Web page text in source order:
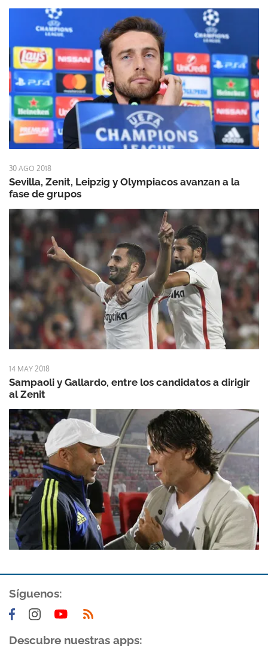
30 AGO 2018
Sevilla, Zenit, Leipzig y Olympiacos avanzan a la
fase de grupos
14 MAY 2018
Sampaoli y Gallardo, entre los candidatos a dirigir
al Zenit
Síguenos:
Descubre nuestras apps: